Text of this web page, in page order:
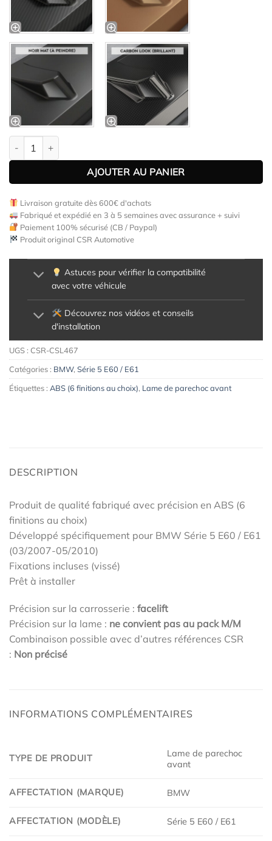
quantité de Lame de parechoc avant pour BMW Série 5 E60 /
AJOUTER AU PANIER
Livraison gratuite dès 600€ d'achats
Fabriqué et expédié en 3 à 5 semaines avec assurance + suivi
Paiement 100% sécurisé (CB / Paypal)
Produit original CSR Automotive
Astuces pour vérifier la compatibilité
avec votre véhicule
Découvrez nos vidéos et conseils
d'installation
UGS : CSR-CSL467
Catégories : BMW, Série 5 E60 / E61
Étiquettes : ABS (6 finitions au choix), Lame de parechoc avant
DESCRIPTION
Produit de qualité fabriqué avec précision en ABS (6
finitions au choix)
Développé spécifiquement pour BMW Série 5 E60 / E61
(03/2007-05/2010)
Fixations incluses (vissé)
Prêt à installer
Précision sur la carrosserie : facelift
Précision sur la lame : ne convient pas au pack M/M
Combinaison possible avec d’autres références CSR
: Non précisé
INFORMATIONS COMPLÉMENTAIRES
TYPE DE PRODUIT
Lame de parechoc
avant
AFFECTATION (MARQUE) BMW
AFFECTATION (MODÈLE) Série 5 E60 / E61